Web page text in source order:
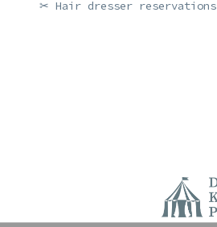
✂ Hair dresser reservations